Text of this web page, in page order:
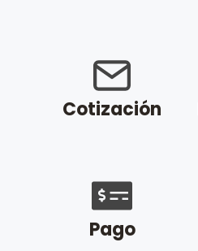
Cotización
Pago